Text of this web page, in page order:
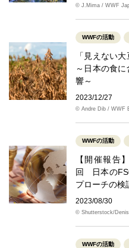
© J.Mima / WWF
WWFの活動
「見えない
～日本の食
響～
2023/12/27
© Andre Dib / WWF
WWFの活動
【開催報告
回 日本の
プローチの検
2023/08/30
© Shutterstock/
WWFの活動